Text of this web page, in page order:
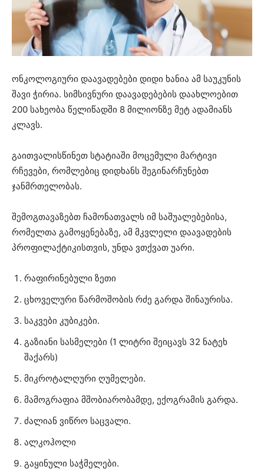
ონკოლოგიური დაავადებები დიდი ხანია ამ საუკუნის
შავი ჭირია. სიმსივნური დაავადებების დაახლოებით
200 სახეობა წელიწადში 8 მილიონზე მეტ ადამიანს
კლავს.
გაითვალისწინეთ სტატიაში მოცემული მარტივი
რჩევები, რომლებიც დიდხანს შეგინარჩუნებთ
ჯანმრთელობას.
შემოგთავაზებთ ჩამონათვალს იმ საშუალებებისა,
რომელთა გამოყენებაზე, ამ მკვლელი დაავადების
პროფილაქტიკისთვის, უნდა ვთქვათ უარი.
რაფირინებული ზეთი
ცხოველური წარმოშობის რძე გარდა შინაურისა.
საკვები კუბიკები.
გაზიანი სასმელები (1 ლიტრი შეიცავს 32 ნატეხ
შაქარს)
მიკროტალღური ღუმელები.
მამოგრაფია მშობიარობამდე, ექოგრამის გარდა.
ძალიან ვიწრო საცვალი.
ალკოჰოლი
გაყინული საჭმელები.